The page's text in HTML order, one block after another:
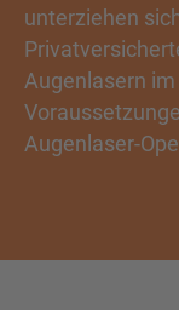
unterziehen
Augenlasern
Augenlaser-